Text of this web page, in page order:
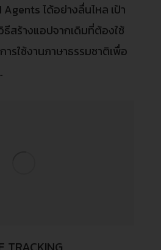
Agents ได้อย่างลื่นไหล เป้า
สร้างแอปจากเดิมที่ต้องใช้
ารใช้งานภาษาธรรมชาติเพื่อ